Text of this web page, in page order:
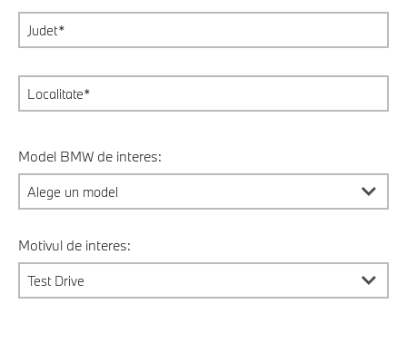
Model BMW de interes:
Motivul de interes: